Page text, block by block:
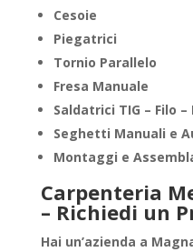
Cesoie
Piegatrici
Tornio Parallelo
Fresa Manuale
Saldatrici TIG – Filo
Seghetti Manuali e
Montaggi e
Carpenteria
– Richiedi un
Hai un’azienda a